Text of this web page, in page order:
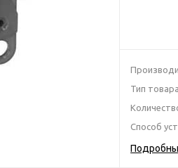
Тип товара
Способ